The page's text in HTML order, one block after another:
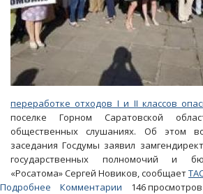
переработке отходов I и II классов
поселке Горном Саратовской
общественных слушаниях. Об этом
заседания Госдумы заявил
государственных полномочий и
«Росатома» Сергей Новиков, сообщает
Подробнее
Комментарии 146 просмотров